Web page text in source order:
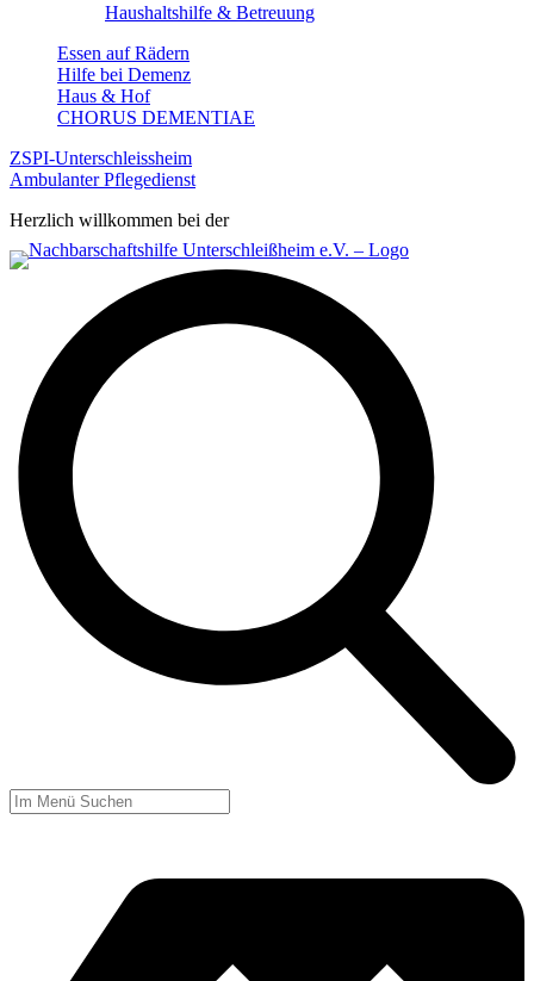
Haushaltshilfe & Betreuung
Essen auf Rädern
Hilfe bei Demenz
Haus & Hof
CHORUS DEMENTIAE
ZSPI-Unterschleissheim
Ambulanter Pflegedienst
Herzlich willkommen bei der